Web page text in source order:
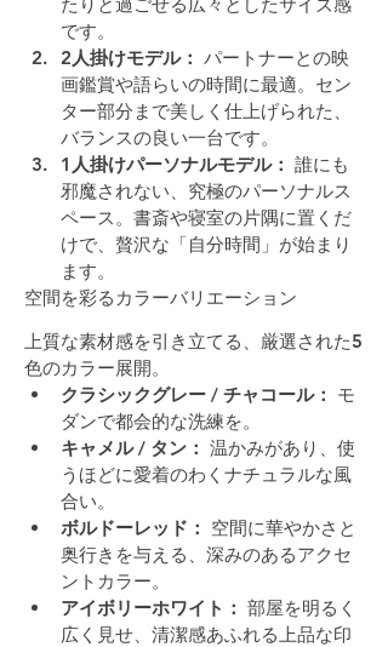
です。
2人掛けモデル： パートナーとの映
画鑑賞や語らいの時間に最適。セン
ター部分まで美しく仕上げられた、
バランスの良い一台です。
1人掛けパーソナルモデル： 誰にも
邪魔されない、究極のパーソナルス
ペース。書斎や寝室の片隅に置くだ
けで、贅沢な「自分時間」が始まり
ます。
空間を彩るカラーバリエーション
上質な素材感を引き立てる、厳選された5
色のカラー展開。
クラシックグレー / チャコール： モ
ダンで都会的な洗練を。
キャメル / タン： 温かみがあり、使
うほどに愛着のわくナチュラルな風
合い。
ボルドーレッド： 空間に華やかさと
奥行きを与える、深みのあるアクセ
ントカラー。
アイボリーホワイト： 部屋を明るく
広く見せ、清潔感あふれる上品な印